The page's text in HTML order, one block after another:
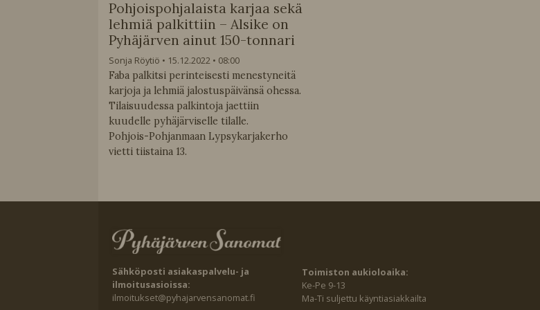
Pohjoispohjalaista karjaa sekä
lehmiä palkittiin – Alsike on
Pyhäjärven ainut 150-tonnari
Sonja Röytiö 15.12.2022
08:00
Faba palkitsi perinteisesti menestyneitä
karjoja ja lehmiä jalostuspäivänsä ohessa.
Tilaisuudessa palkintoja jaettiin
kuudelle pyhäjärviselle tilalle.
Pohjois-Pohjanmaan Lypsykarjakerho
vietti tiistaina 13.
Sähköposti asiakaspalvelu- ja
ilmoitusasioissa:
ilmoitukset@pyhajarvensanomat.fi
Toimiston aukioloaika:
Ke-Pe 9-13
Ma-Ti suljettu käyntiasiakkailta